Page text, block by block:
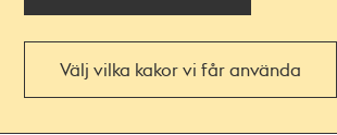
Välj vilka kakor vi får använda